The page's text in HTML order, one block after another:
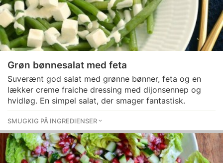
Grøn bønnesalat med feta
Suverænt god salat med grønne bønner, feta og en
lækker creme fraiche dressing med dijonsennep og
hvidløg. En simpel salat, der smager fantastisk.
SMUGKIG PÅ INGREDIENSER